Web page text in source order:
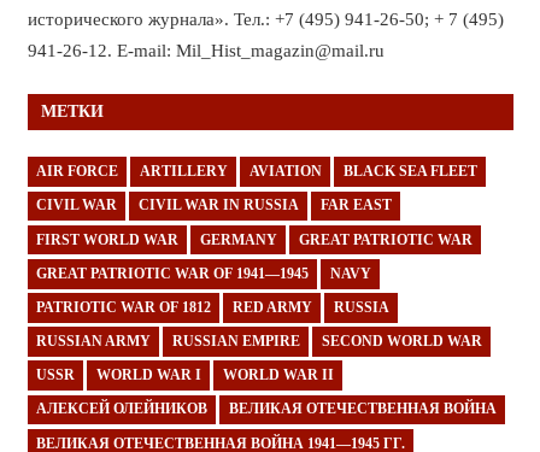
исторического журнала». Тел.: +7 (495) 941-26-50; + 7 (495)
941-26-12. E-mail: Mil_Hist_magazin@mail.ru
МЕТКИ
AIR FORCE ARTILLERY AVIATION BLACK SEA FLEET
CIVIL WAR CIVIL WAR IN RUSSIA FAR EAST
FIRST WORLD WAR GERMANY GREAT PATRIOTIC WAR
GREAT PATRIOTIC WAR OF 1941—1945 NAVY
PATRIOTIC WAR OF 1812 RED ARMY RUSSIA
RUSSIAN ARMY RUSSIAN EMPIRE SECOND WORLD WAR
USSR WORLD WAR I WORLD WAR II
АЛЕКСЕЙ ОЛЕЙНИКОВ ВЕЛИКАЯ ОТЕЧЕСТВЕННАЯ ВОЙНА
ВЕЛИКАЯ ОТЕЧЕСТВЕННАЯ ВОЙНА 1941—1945 ГГ.